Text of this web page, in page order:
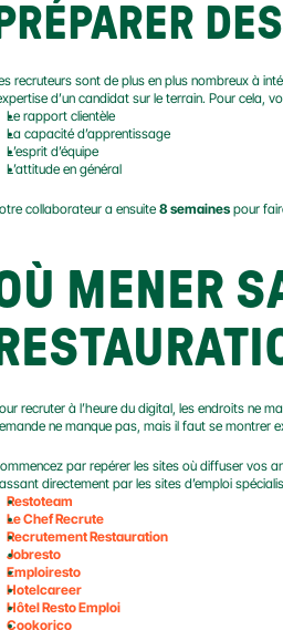
PRÉPARER
recruteurs sont de plus en plus nombreux à
d’un candidat sur le terrain. Pour cela,
Le rapport clientèle
La capacité d’apprentissage
L’esprit d’équipe
L’attitude en général
collaborateur a ensuite 8 semaines pour
MENER
recruter à l’heure du digital, les endroits ne
ne manque pas, mais il faut se montrer
par repérer les sites où diffuser vos
directement par les sites d’emploi
Restoteam
Le Chef Recrute
Recrutement Restauration
Jobresto
Emploiresto
Hotelcareer
Hôtel Resto Emploi
Cookorico